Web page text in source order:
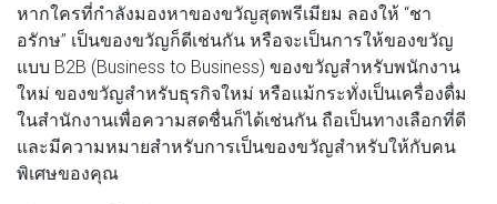
หากใครที่กำลังมองหาของขวัญสุดพรีเมียม ลองให้ “ชา
อรักษ” เป็นของขวัญก็ดีเช่นกัน หรือจะเป็นการให้ของขวัญ
แบบ B2B (Business to Business) ของขวัญสำหรับพนักงาน
ใหม่ ของขวัญสำหรับธุรกิจใหม่ หรือแม้กระทั่งเป็นเครื่องดื่ม
ในสำนักงานเพื่อความสดชื่นก็ได้เช่นกัน ถือเป็นทางเลือกที่ดี
และมีความหมายสำหรับการเป็นของขวัญสำหรับให้กับคน
พิเศษของคุณ